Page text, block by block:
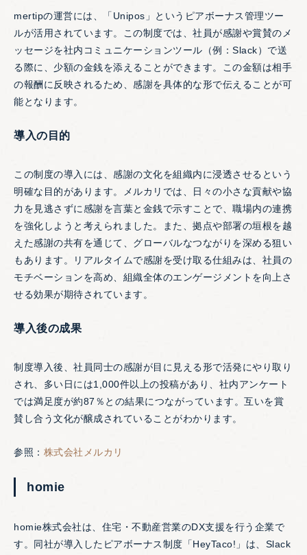
mertipの運営には、「Unipos」というピアボーナス管理ツー
ルが活用されています。この制度では、社員が感謝や賞賛のメ
ッセージを社内コミュニケーションツール（例：Slack）で送
る際に、少額の金銭を添えることができます。この金額は相手
の報酬に反映されるため、感謝を具体的な形で伝えることが可
能となります。
導入の目的
この制度の導入には、感謝の文化を組織内に浸透させるという
明確な目的があります。メルカリでは、日々の小さな貢献や協
力を見逃さずに感謝を言葉と金銭で示すことで、職場内の連携
を強化しようと考えられました。また、拠点や部署の垣根を越
えた感謝の共有を通じて、グローバルなつながりを深める狙い
もあります。リアルタイムで感謝を受け取る仕組みは、社員の
モチベーションを高め、組織全体のエンゲージメントを向上さ
せる効果が期待されています。
導入後の成果
制度導入後、社員同士の感謝が目に見える形で活発にやり取り
され、多い日には1,000件以上の投稿があり、社内アンケート
では満足度が約87％との結果につながっています。互いを賞
賛し合う文化が醸成されていることがわかります。
参照： 株式会社メルカリ
homie
homie株式会社は、住宅・不動産営業のDX支援を行う企業で
す。同社が導入したピアボーナス制度「HeyTaco!」は、Slack